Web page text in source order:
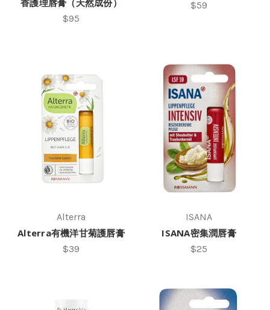
$95
$59
Alterra
Alterra有機洋甘菊護唇膏
$39
ISANA
ISANA密集潤唇膏
$25